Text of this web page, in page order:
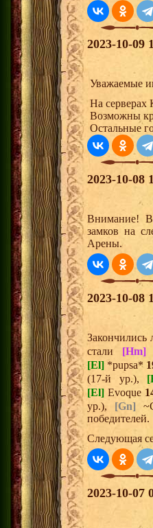
2023-10-09
Уважаемые
На серверах
Возможны
Остальные
2023-10-08
Внимание!
замков на
Арены.
2023-10-08
стали [Hm]
[El] *pupsa*
(17-й ур.),
[El] Evoque
ур.), [Gn]
победителей.
Следующая
2023-10-07